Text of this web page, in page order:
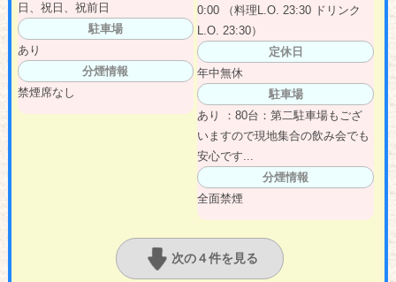
日、祝日、祝前日
駐車場
あり
分煙情報
禁煙席なし
0:00 （料理L.O. 23:30 ドリンク
L.O. 23:30）
定休日
年中無休
駐車場
あり ：80台：第二駐車場もござ
いますので現地集合の飲み会でも
安心です...
分煙情報
全面禁煙
次の４件を見る